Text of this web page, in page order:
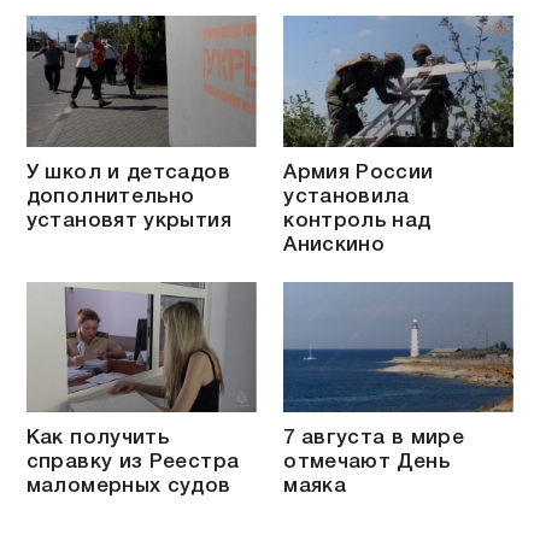
У школ и детсадов
дополнительно
установят укрытия
Армия России
установила
контроль над
Анискино
Как получить
справку из Реестра
маломерных судов
7 августа в мире
отмечают День
маяка